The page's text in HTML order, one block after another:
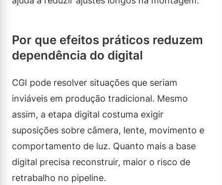
Por que efeitos práticos reduzem
dependência do digital
CGI pode resolver situações que seriam
inviáveis em produção tradicional. Mesmo
assim, a etapa digital costuma exigir
suposições sobre câmera, lente, movimento e
comportamento de luz. Quanto mais a base
digital precisa reconstruir, maior o risco de
retrabalho no pipeline.